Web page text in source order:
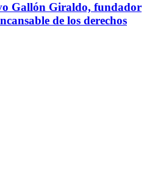
Gallón Giraldo, fundador
de los derechos